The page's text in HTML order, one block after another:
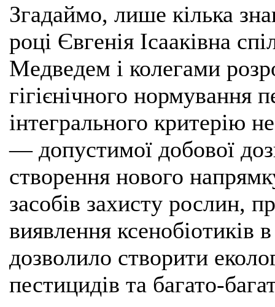
Згадаймо, лише кілька
році Євгенія Ісааківна
Медведем і колегами
гігієнічного нормування
інтегрального критерію
— допустимої добової
створення нового
засобів захисту рослин,
виявлення ксенобіотиків
дозволило створити
пестицидів та багато-